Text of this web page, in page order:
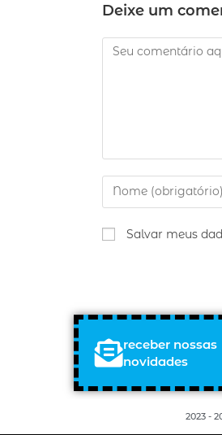
Deixe um
Salvar meus
receber nossas
novidades
2023 -